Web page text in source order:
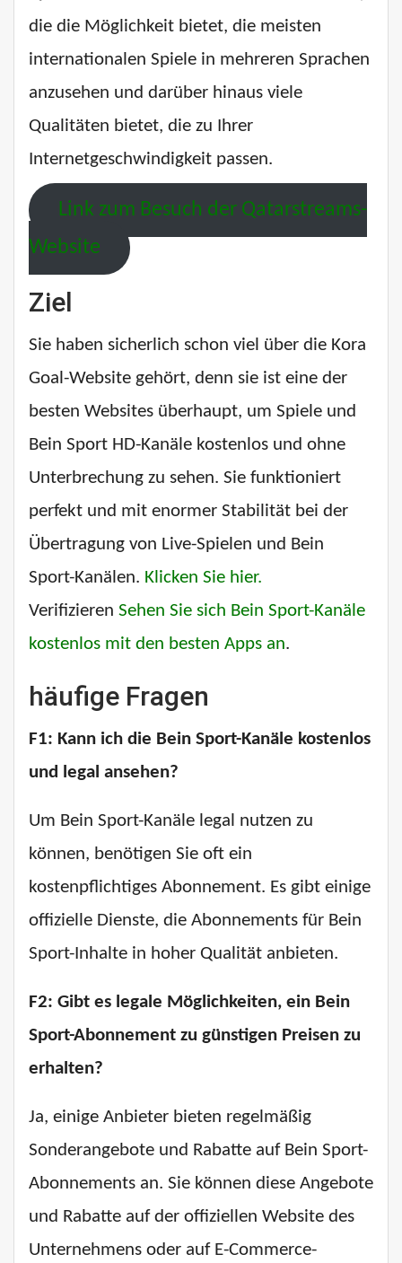
die die Möglichkeit bietet, die meisten
internationalen Spiele in mehreren Sprachen
anzusehen und darüber hinaus viele
Qualitäten bietet, die zu Ihrer
Internetgeschwindigkeit passen.
Link zum Besuch der Qatarstreams-
Website
Ziel
Sie haben sicherlich schon viel über die Kora
Goal-Website gehört, denn sie ist eine der
besten Websites überhaupt, um Spiele und
Bein Sport HD-Kanäle kostenlos und ohne
Unterbrechung zu sehen. Sie funktioniert
perfekt und mit enormer Stabilität bei der
Übertragung von Live-Spielen und Bein
Sport-Kanälen. Klicken Sie hier.
Verifizieren Sehen Sie sich Bein Sport-Kanäle
kostenlos mit den besten Apps an.
häufige Fragen
F1: Kann ich die Bein Sport-Kanäle kostenlos
und legal ansehen?
Um Bein Sport-Kanäle legal nutzen zu
können, benötigen Sie oft ein
kostenpflichtiges Abonnement. Es gibt einige
offizielle Dienste, die Abonnements für Bein
Sport-Inhalte in hoher Qualität anbieten.
F2: Gibt es legale Möglichkeiten, ein Bein
Sport-Abonnement zu günstigen Preisen zu
erhalten?
Ja, einige Anbieter bieten regelmäßig
Sonderangebote und Rabatte auf Bein Sport-
Abonnements an. Sie können diese Angebote
und Rabatte auf der offiziellen Website des
Unternehmens oder auf E-Commerce-